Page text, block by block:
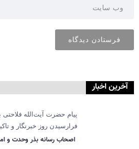
آخرین اخبار
پیام حضرت آیت‌الله
فرارسیدن روز خبرنگار و
اصحاب رسانه بذر وحدت و